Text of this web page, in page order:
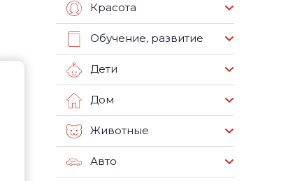
Красота
Обучение, развитие
Дети
Дом
Животные
Авто